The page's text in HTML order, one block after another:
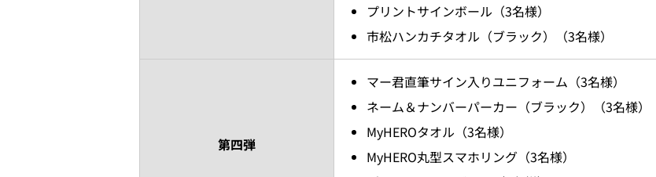
プリントサインボール（3名様）
市松ハンカチタオル（ブラック）（3名様）
第四弾
マー君直筆サイン入りユニフォーム（3名様）
ネーム＆ナンバーパーカー（ブラック）（3名様）
MyHEROタオル（3名様）
MyHERO丸型スマホリング（3名様）